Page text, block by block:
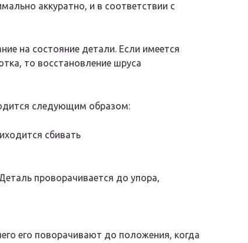
аккуратно, и в соответствии с
на состояние детали. Если имеется
то восстановление шруса
следующим образом:
сбивать
проворачивается до упора,
его поворачивают до положения, когда